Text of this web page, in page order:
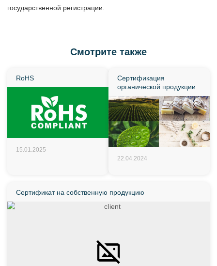
государственной регистрации.
Смотрите также
RoHS
15.01.2025
Сертификация
органической продукции
22.04.2024
Сертификат на собственную продукцию